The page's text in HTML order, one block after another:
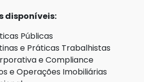
disponíveis:
Públicas
e Práticas Trabalhistas
e Compliance
e Operações Imobiliárias